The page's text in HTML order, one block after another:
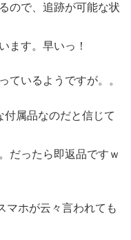
ので、追跡が可能な状
ます。早いっ！
ているようですが。。
付属品なのだと信じて
だったら即返品ですｗ
マホが云々言われても